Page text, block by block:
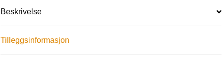
Beskrivelse
Tilleggsinformasjon